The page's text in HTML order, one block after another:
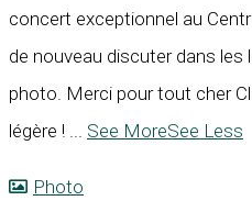
concert exceptionnel au
de nouveau discuter dans les
photo. Merci pour tout cher
légère ! ... See MoreSee Less
Photo